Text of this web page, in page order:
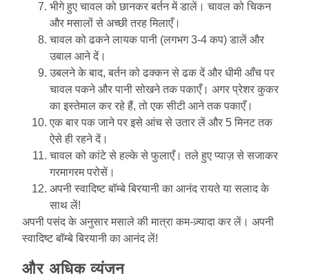
भीगे हुए चावल को छानकर बर्तन में डालें। चावल को चिकन
और मसालों से अच्छी तरह मिलाएँ।
चावल को ढकने लायक पानी (लगभग 3-4 कप) डालें और
उबाल आने दें।
उबलने के बाद, बर्तन को ढक्कन से ढक दें और धीमी आँच पर
चावल पकने और पानी सोखने तक पकाएँ। अगर प्रेशर कुकर
का इस्तेमाल कर रहे हैं, तो एक सीटी आने तक पकाएँ।
एक बार पक जाने पर इसे आंच से उतार लें और 5 मिनट तक
ऐसे ही रहने दें।
चावल को कांटे से हल्के से फुलाएँ। तले हुए प्याज़ से सजाकर
गरमागरम परोसें।
अपनी स्वादिष्ट बॉम्बे बिरयानी का आनंद रायते या सलाद के
साथ लें!
अपनी पसंद के अनुसार मसाले की मात्रा कम-ज़्यादा कर लें। अपनी
स्वादिष्ट बॉम्बे बिरयानी का आनंद लें!
और अधिक व्यंजन